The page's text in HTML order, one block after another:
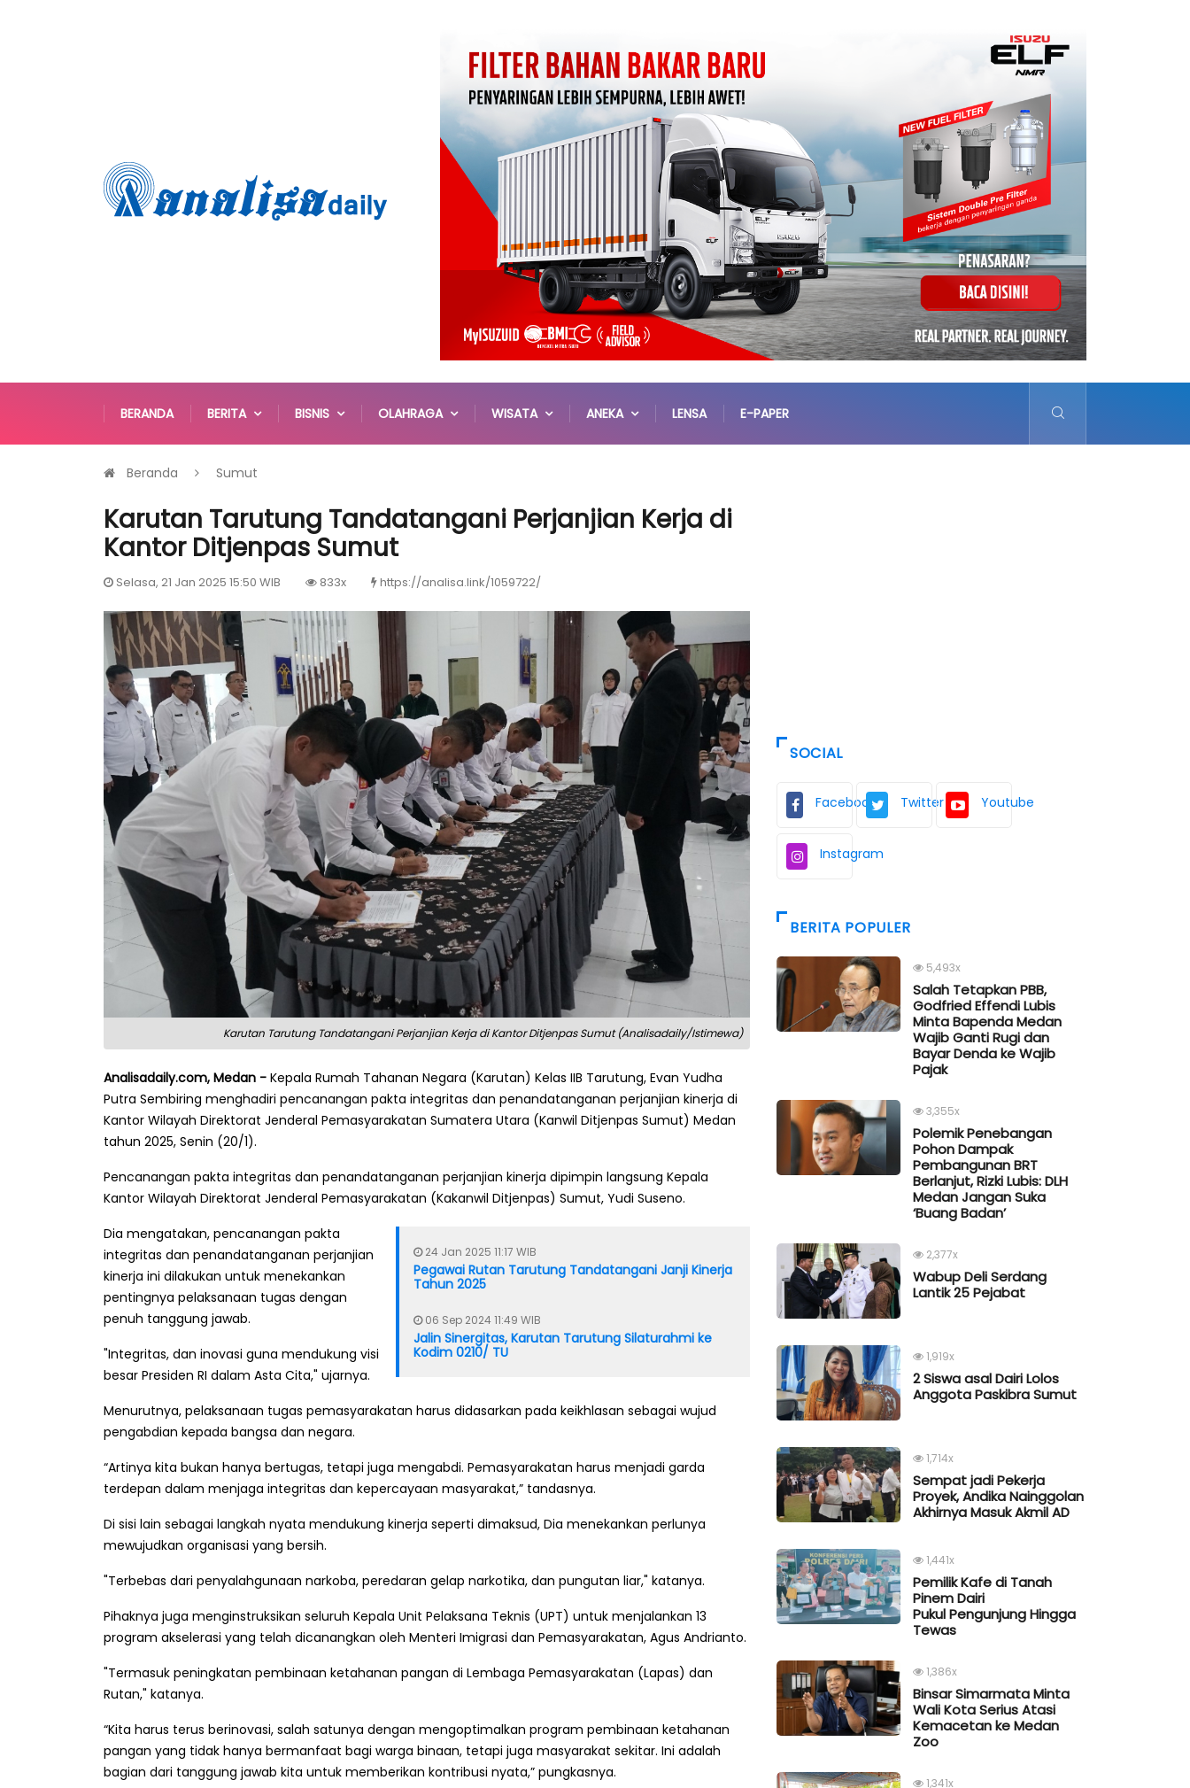
BERANDA BERITA BISNIS OLAHRAGA WISATA ANEKA LENSA E-PAPER
Beranda Sumut
Karutan Tarutung Tandatangani Perjanjian Kerja di
Kantor Ditjenpas Sumut
Selasa, 21 Jan 2025 15:50 WIB 833x https://analisa.link/1059722/
Karutan Tarutung Tandatangani Perjanjian Kerja di Kantor Ditjenpas Sumut (Analisadaily/Istimewa)
Analisadaily.com, Medan - Kepala Rumah Tahanan Negara (Karutan) Kelas IIB Tarutung, Evan Yudha
Putra Sembiring menghadiri pencanangan pakta integritas dan penandatanganan perjanjian kinerja di
Kantor Wilayah Direktorat Jenderal Pemasyarakatan Sumatera Utara (Kanwil Ditjenpas Sumut) Medan
tahun 2025, Senin (20/1).
Pencanangan pakta integritas dan penandatanganan perjanjian kinerja dipimpin langsung Kepala
Kantor Wilayah Direktorat Jenderal Pemasyarakatan (Kakanwil Ditjenpas) Sumut, Yudi Suseno.
24 Jan 2025 11:17 WIB
Pegawai Rutan Tarutung Tandatangani Janji Kinerja
Tahun 2025
06 Sep 2024 11:49 WIB
Jalin Sinergitas, Karutan Tarutung Silaturahmi ke
Kodim 0210/ TU
Dia mengatakan, pencanangan pakta
integritas dan penandatanganan perjanjian
kinerja ini dilakukan untuk menekankan
pentingnya pelaksanaan tugas dengan
penuh tanggung jawab.
"Integritas, dan inovasi guna mendukung visi
besar Presiden RI dalam Asta Cita," ujarnya.
Menurutnya, pelaksanaan tugas pemasyarakatan harus didasarkan pada keikhlasan sebagai wujud
pengabdian kepada bangsa dan negara.
“Artinya kita bukan hanya bertugas, tetapi juga mengabdi. Pemasyarakatan harus menjadi garda
terdepan dalam menjaga integritas dan kepercayaan masyarakat,” tandasnya.
Di sisi lain sebagai langkah nyata mendukung kinerja seperti dimaksud, Dia menekankan perlunya
mewujudkan organisasi yang bersih.
"Terbebas dari penyalahgunaan narkoba, peredaran gelap narkotika, dan pungutan liar," katanya.
Pihaknya juga menginstruksikan seluruh Kepala Unit Pelaksana Teknis (UPT) untuk menjalankan 13
program akselerasi yang telah dicanangkan oleh Menteri Imigrasi dan Pemasyarakatan, Agus Andrianto.
"Termasuk peningkatan pembinaan ketahanan pangan di Lembaga Pemasyarakatan (Lapas) dan
Rutan," katanya.
“Kita harus terus berinovasi, salah satunya dengan mengoptimalkan program pembinaan ketahanan
pangan yang tidak hanya bermanfaat bagi warga binaan, tetapi juga masyarakat sekitar. Ini adalah
bagian dari tanggung jawab kita untuk memberikan kontribusi nyata,” pungkasnya.
SOCIAL
Facebook Twitter Youtube
Instagram
BERITA POPULER
5,493x
Salah Tetapkan PBB,
Godfried Effendi Lubis
Minta Bapenda Medan
Wajib Ganti Rugi dan
Bayar Denda ke Wajib
Pajak
3,355x
Polemik Penebangan
Pohon Dampak
Pembangunan BRT
Berlanjut, Rizki Lubis: DLH
Medan Jangan Suka
‘Buang Badan’
2,377x
Wabup Deli Serdang
Lantik 25 Pejabat
1,919x
2 Siswa asal Dairi Lolos
Anggota Paskibra Sumut
1,714x
Sempat jadi Pekerja
Proyek, Andika Nainggolan
Akhirnya Masuk Akmil AD
1,441x
Pemilik Kafe di Tanah
Pinem Dairi
Pukul Pengunjung Hingga
Tewas
1,386x
Binsar Simarmata Minta
Wali Kota Serius Atasi
Kemacetan ke Medan
Zoo
1,341x